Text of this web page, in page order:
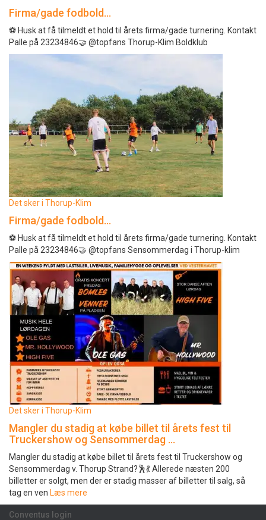
Firma/gade fodbold…
⚽️ Husk at få tilmeldt et hold til årets firma/gade turnering. Kontakt
Palle på 23234846🤝 @topfans Thorup-Klim Boldklub
Det sker i Thorup-Klim
Firma/gade fodbold…
⚽️ Husk at få tilmeldt et hold til årets firma/gade turnering. Kontakt
Palle på 23234846🤝 @topfans Sensommerdag i Thorup-klim
Det sker i Thorup-Klim
Mangler du stadig at købe billet til årets fest til
Truckershow og Sensommerdag …
Mangler du stadig at købe billet til årets fest til Truckershow og
Sensommerdag v. Thorup Strand?🕺💃 Allerede næsten 200
billetter er solgt, men der er stadig masser af billetter til salg, så
tag en ven Læs mere
Conventus login